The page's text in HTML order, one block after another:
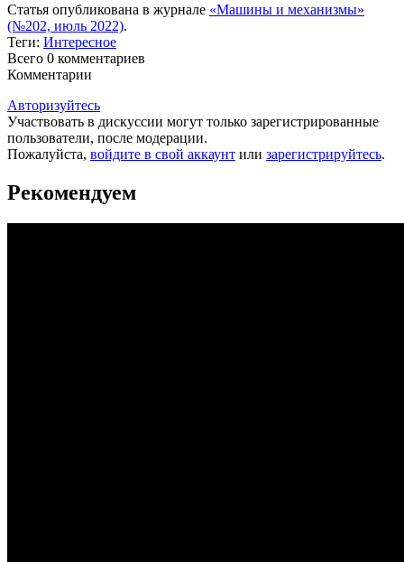
Статья опубликована в журнале «Машины и механизмы»
(№202, июль 2022).
Теги: Интересное
Всего 0 комментариев
Комментарии
Авторизуйтесь
Участвовать в дискуссии могут только зарегистрированные
пользователи, после модерации.
Пожалуйста, войдите в свой аккаунт или зарегистрируйтесь.
Рекомендуем